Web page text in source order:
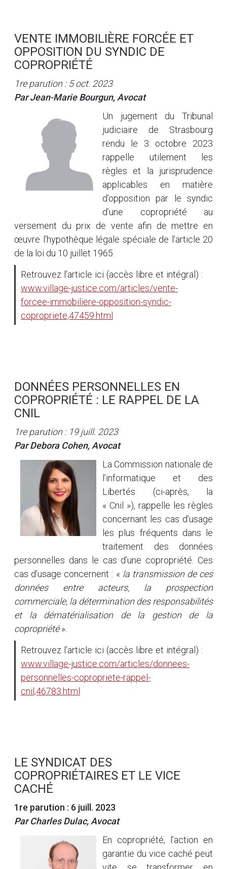
VENTE IMMOBILIÈRE FORCÉE ET
OPPOSITION DU SYNDIC DE
COPROPRIÉTÉ
1re parution : 5 oct. 2023
Par Jean-Marie Bourgun, Avocat
Un jugement du Tribunal
judiciaire de Strasbourg
rendu le 3 octobre 2023
rappelle utilement les
règles et la jurisprudence
applicables en matière
d’opposition par le syndic
d’une copropriété au
versement du prix de vente afin de mettre en
œuvre l’hypothèque légale spéciale de l’article 20
de la loi du 10 juillet 1965.
Retrouvez l’article ici (accès libre et intégral) :
www.village-justice.com/articles/vente-
forcee-immobiliere-opposition-syndic-
copropriete,47459.html
DONNÉES PERSONNELLES EN
COPROPRIÉTÉ : LE RAPPEL DE LA
CNIL
1re parution : 19 juill. 2023
Par Debora Cohen, Avocat
La Commission nationale de
l’informatique et des
Libertés (ci-après, la
« Cnil »), rappelle les règles
concernant les cas d’usage
les plus fréquents dans le
traitement des données
personnelles dans le cas d’une copropriété. Ces
cas d’usage concernent : « la transmission de ces
données entre acteurs, la prospection
commerciale, la détermination des responsabilités
et la dématérialisation de la gestion de la
copropriété».
Retrouvez l’article ici (accès libre et intégral) :
www.village-justice.com/articles/donnees-
personnelles-copropriete-rappel-
cnil,46783.html
LE SYNDICAT DES
COPROPRIÉTAIRES ET LE VICE
CACHÉ
1re parution : 6 juill. 2023
Par Charles Dulac, Avocat
En copropriété, l’action en
garantie du vice caché peut